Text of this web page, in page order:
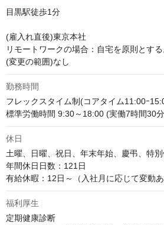
目黒駅徒歩1分
(雇入れ直後)東京本社
リモートワークの場合：自宅を原則とする
(変更の範囲)なし
勤務時間
フレックスタイム制(コアタイム11:00ｰ
標準労働時間 9:30～18:00 (実働7時間30
休日
土曜、日曜、祝日、年末年始、慶弔、特
年間休日日数：121日
有給休暇：12日～（入社月に応じて変動あ
福利厚生
定期健康診断